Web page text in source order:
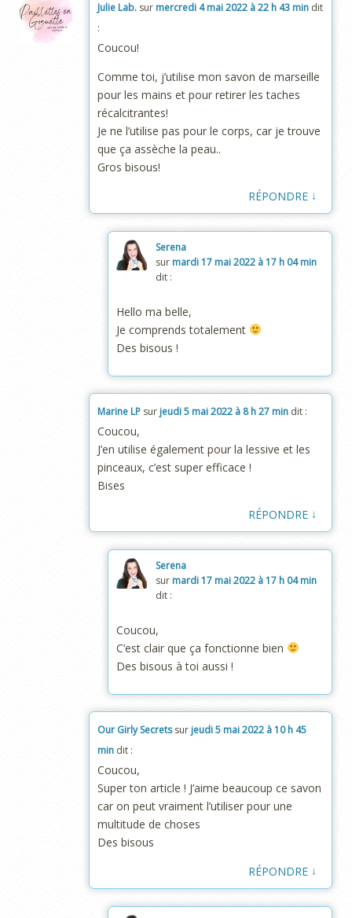
Julie Lab. sur mercredi 4 mai 2022 à 22 h 43 min dit
:
Coucou!
Comme toi, j’utilise mon savon de marseille
pour les mains et pour retirer les taches
récalcitrantes!
Je ne l’utilise pas pour le corps, car je trouve
que ça assèche la peau..
Gros bisous!
RÉPONDRE ↓
Serena
sur mardi 17 mai 2022 à 17 h 04 min
dit :
Hello ma belle,
Je comprends totalement
Des bisous !
Marine LP sur jeudi 5 mai 2022 à 8 h 27 min dit :
Coucou,
J’en utilise également pour la lessive et les
pinceaux, c’est super efficace !
Bises
RÉPONDRE ↓
Serena
sur mardi 17 mai 2022 à 17 h 04 min
dit :
Coucou,
C’est clair que ça fonctionne bien
Des bisous à toi aussi !
Our Girly Secretssur jeudi 5 mai 2022 à 10 h 45
min dit :
Coucou,
Super ton article ! J’aime beaucoup ce savon
car on peut vraiment l’utiliser pour une
multitude de choses
Des bisous
RÉPONDRE ↓